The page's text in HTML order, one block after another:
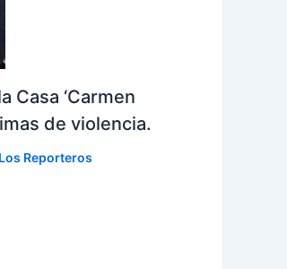
Casa ‘Carmen
de violencia.
Los Reporteros